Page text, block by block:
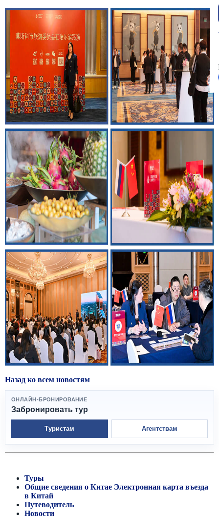
Назад ко всем новостям
ОНЛАЙН-БРОНИРОВАНИЕ
Забронировать тур
Туристам Агентствам
Туры
Общие сведения о Китае Электронная карта въезда
в Китай
Путеводитель
Новости